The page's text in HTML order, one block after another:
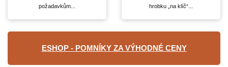
požadavkům...
hrobku „na klíč“...
ESHOP - POMNÍKY ZA VÝHODNÉ CENY